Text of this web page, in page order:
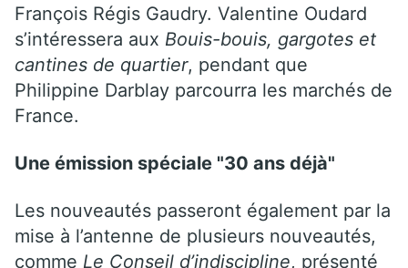
François Régis Gaudry. Valentine Oudard
s’intéressera aux Bouis-bouis, gargotes et
cantines de quartier, pendant que
Philippine Darblay parcourra les marchés de
France.
Une émission spéciale "30 ans déjà"
Les nouveautés passeront également par la
mise à l’antenne de plusieurs nouveautés,
comme Le Conseil d’indiscipline, présenté